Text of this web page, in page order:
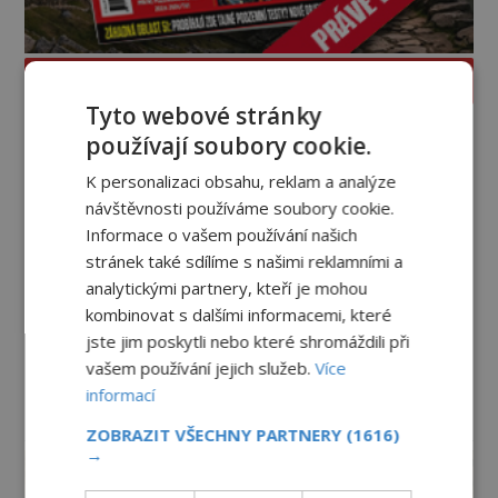
reklama
Tyto webové stránky
používají soubory cookie.
K personalizaci obsahu, reklam a analýze
návštěvnosti používáme soubory cookie.
Informace o vašem používání našich
stránek také sdílíme s našimi reklamními a
analytickými partnery, kteří je mohou
kombinovat s dalšími informacemi, které
jste jim poskytli nebo které shromáždili při
vašem používání jejich služeb.Více
informací
ZOBRAZIT VŠECHNY PARTNERY (1616)
→